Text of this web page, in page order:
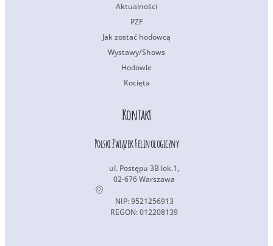
Aktualności
PZF
Jak zostać hodowcą
Wystawy/Shows
Hodowle
Kocięta
Kontakt
Polski Związek Felinologiczny
ul. Postępu 3B lok.1,
02-676 Warszawa
NIP: 9521256913
REGON: 012208139